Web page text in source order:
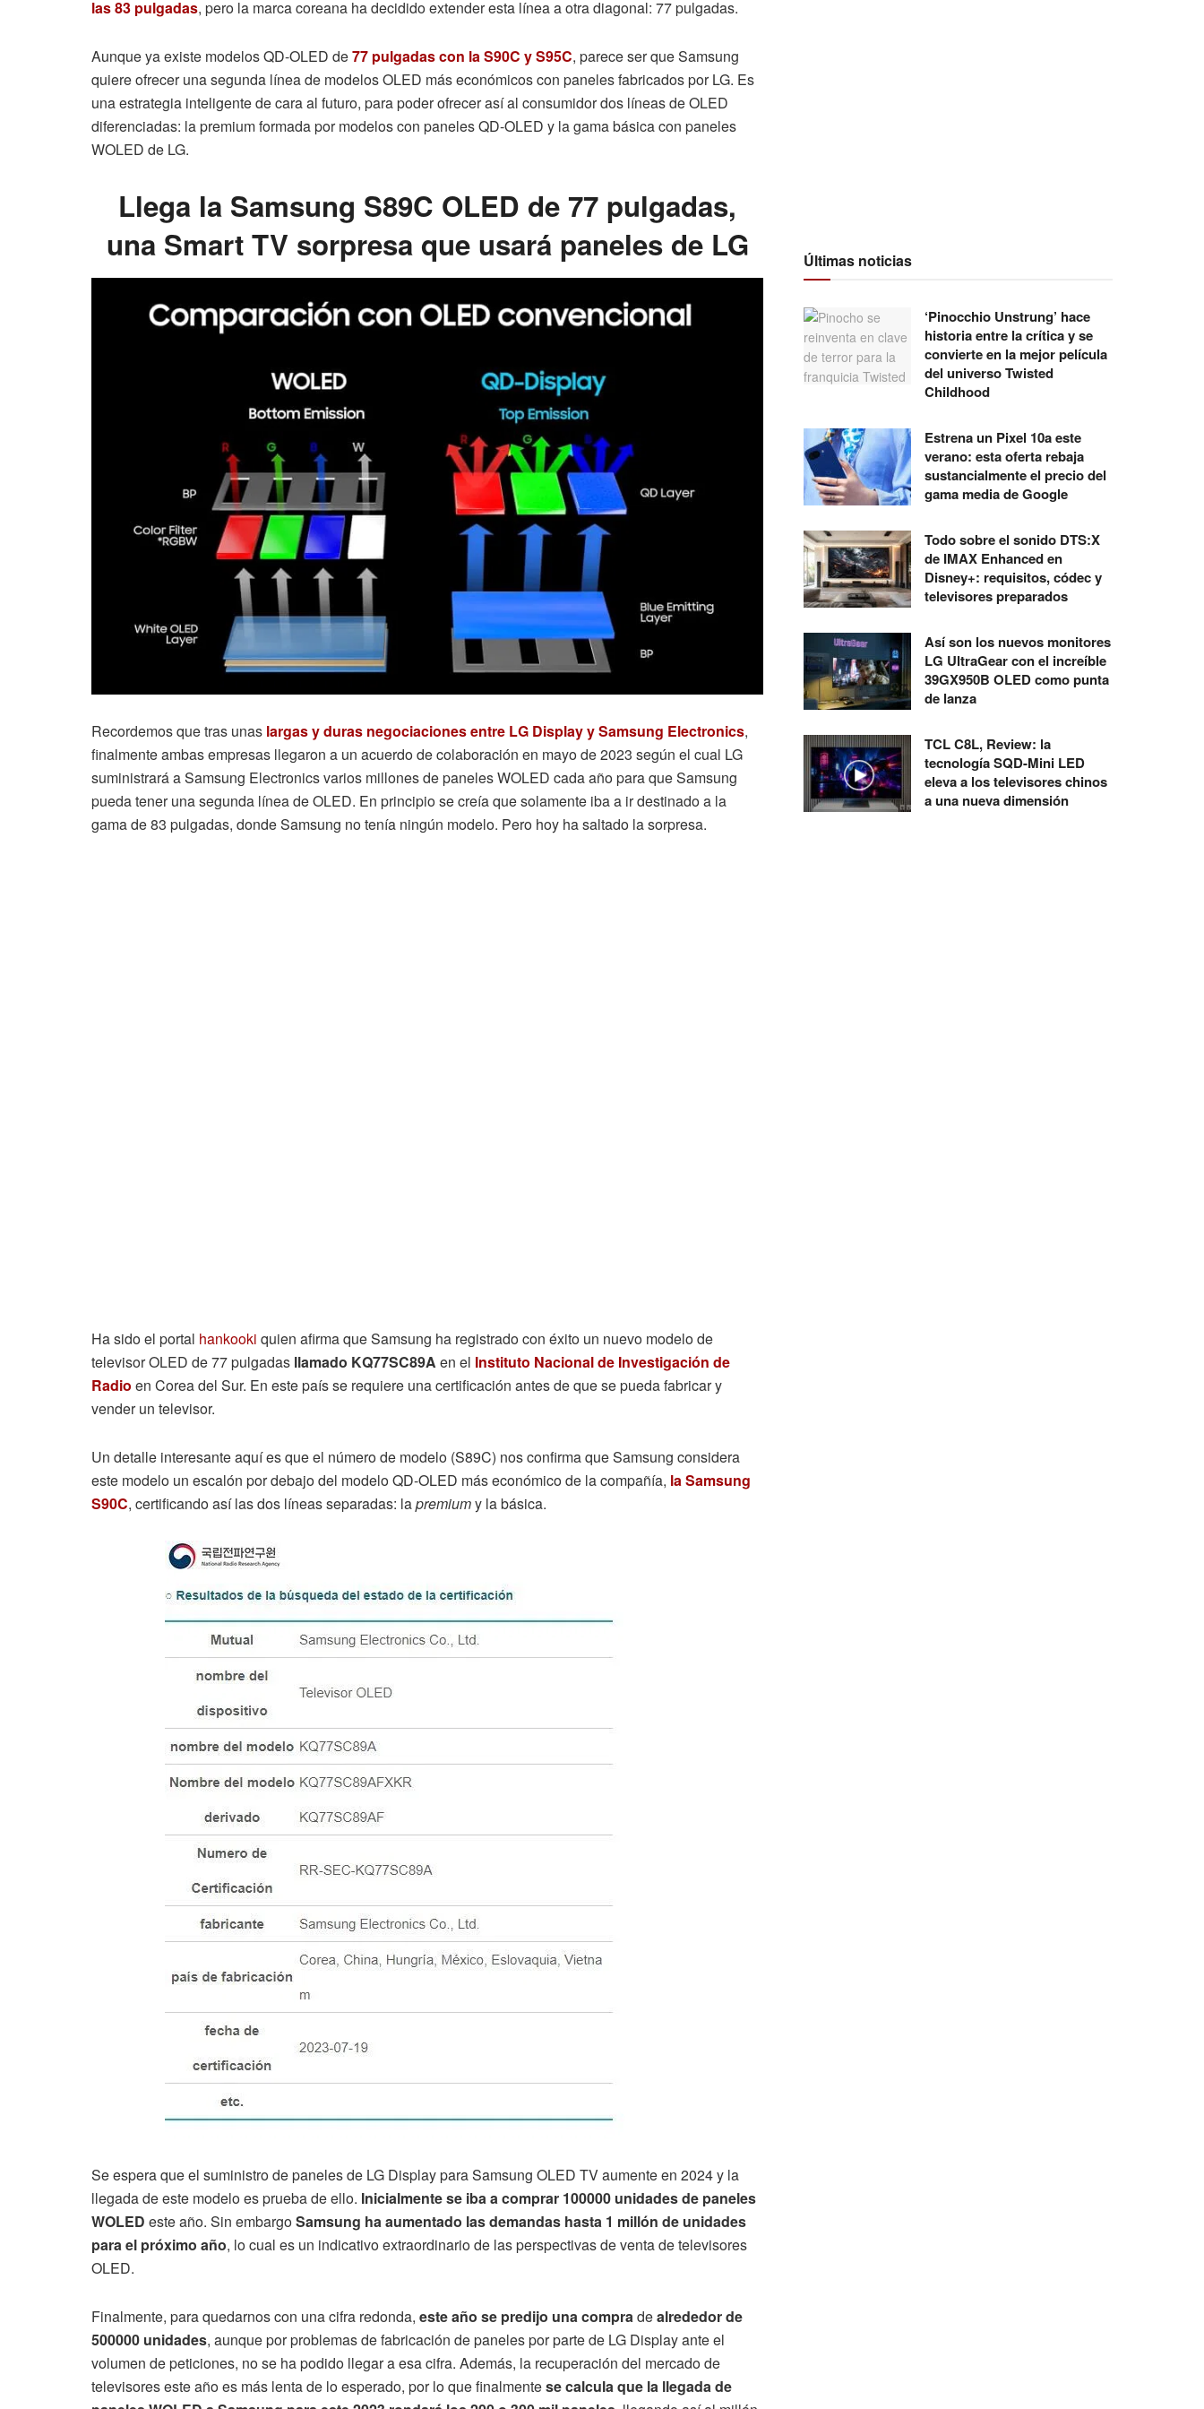
las 83 pulgadas, pero la marca coreana ha decidido extender esta línea a otra diagonal: 77 pulgadas.
Aunque ya existe modelos QD-OLED de77 pulgadas con la S90C y S95C, parece ser que Samsung
quiere ofrecer una segunda línea de modelos OLED más económicos con paneles fabricados por LG. Es
una estrategia inteligente de cara al futuro, para poder ofrecer así al consumidor dos líneas de OLED
diferenciadas: la premium formada por modelos con paneles QD-OLED y la gama básica con paneles
WOLED de LG.
Llega la Samsung S89C OLED de 77 pulgadas,
una Smart TV sorpresa que usará paneles de LG
Recordemos que tras unas largas y duras negociaciones entre LG Display y Samsung Electronics,
finalmente ambas empresas llegaron a un acuerdo de colaboración en mayo de 2023 según el cual LG
suministrará a Samsung Electronics varios millones de paneles WOLED cada año para que Samsung
pueda tener una segunda línea de OLED. En principio se creía que solamente iba a ir destinado a la
gama de 83 pulgadas, donde Samsung no tenía ningún modelo. Pero hoy ha saltado la sorpresa.
Ha sido el portal hankooki quien afirma que Samsung ha registrado con éxito un nuevo modelo de
televisor OLED de 77 pulgadas llamado KQ77SC89A en el Instituto Nacional de Investigación de
Radio en Corea del Sur. En este país se requiere una certificación antes de que se pueda fabricar y
vender un televisor.
Un detalle interesante aquí es que el número de modelo (S89C) nos confirma que Samsung considera
este modelo un escalón por debajo del modelo QD-OLED más económico de la compañía, la Samsung
S90C, certificando así las dos líneas separadas: lapremiumy la básica.
Se espera que el suministro de paneles de LG Display para Samsung OLED TV aumente en 2024 y la
llegada de este modelo es prueba de ello. Inicialmente se iba a comprar 100000 unidades de paneles
WOLED este año. Sin embargoSamsung ha aumentado las demandas hasta 1 millón de unidades
para el próximo año, lo cual es un indicativo extraordinario de las perspectivas de venta de televisores
OLED.
Finalmente, para quedarnos con una cifra redonda, este año se predijo una compradealrededor de
500000 unidades, aunque por problemas de fabricación de paneles por parte de LG Display ante el
volumen de peticiones, no se ha podido llegar a esa cifra. Además, la recuperación del mercado de
televisores este año es más lenta de lo esperado, por lo que finalmentese calcula que la llegada de
Últimas noticias
‘Pinocchio Unstrung’ hace
historia entre la crítica y se
convierte en la mejor película
del universo Twisted
Childhood
Estrena un Pixel 10a este
verano: esta oferta rebaja
sustancialmente el precio del
gama media de Google
Todo sobre el sonido DTS:X
de IMAX Enhanced en
Disney+: requisitos, códec y
televisores preparados
Así son los nuevos monitores
LG UltraGear con el increíble
39GX950B OLED como punta
de lanza
TCL C8L, Review: la
tecnología SQD-Mini LED
eleva a los televisores chinos
a una nueva dimensión